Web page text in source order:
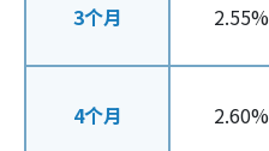
3个月 2.55%
4个月 2.60%